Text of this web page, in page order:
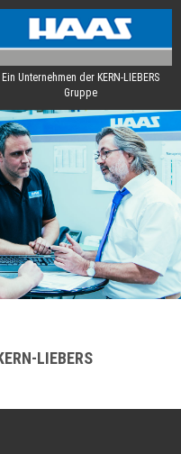
Ein Unternehmen der KERN-LIEBERS
Gruppe
LIEBERS